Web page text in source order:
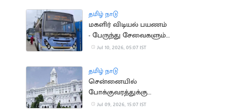
நீதிபதிகள் கேள்வி
தமிழ் நாடு
மகளிர் விடியல் பயணம்
- பேருந்து சேவைகளும்
குறைப்பு?
Jul 10, 2026, 05:07 IST
தமிழ் நாடு
சென்னையில்
போக்குவரத்துக்கு
இடையூறு.. 2,243
Jul 09, 2026, 15:07 IST